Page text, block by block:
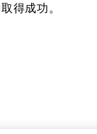
得成功。